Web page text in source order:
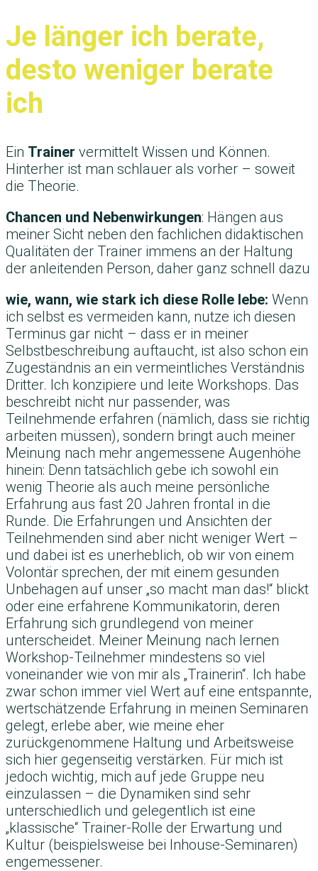
Je länger ich berate,
desto weniger berate
ich
Ein Trainer vermittelt Wissen und Können.
Hinterher ist man schlauer als vorher – soweit
die Theorie.
Chancen und Nebenwirkungen: Hängen aus
meiner Sicht neben den fachlichen didaktischen
Qualitäten der Trainer immens an der Haltung
der anleitenden Person, daher ganz schnell dazu
wie, wann, wie stark ich diese Rolle lebe: Wenn
ich selbst es vermeiden kann, nutze ich diesen
Terminus gar nicht – dass er in meiner
Selbstbeschreibung auftaucht, ist also schon ein
Zugeständnis an ein vermeintliches Verständnis
Dritter. Ich konzipiere und leite Workshops. Das
beschreibt nicht nur passender, was
Teilnehmende erfahren (nämlich, dass sie richtig
arbeiten müssen), sondern bringt auch meiner
Meinung nach mehr angemessene Augenhöhe
hinein: Denn tatsächlich gebe ich sowohl ein
wenig Theorie als auch meine persönliche
Erfahrung aus fast 20 Jahren frontal in die
Runde. Die Erfahrungen und Ansichten der
Teilnehmenden sind aber nicht weniger Wert –
und dabei ist es unerheblich, ob wir von einem
Volontär sprechen, der mit einem gesunden
Unbehagen auf unser „so macht man das!“ blickt
oder eine erfahrene Kommunikatorin, deren
Erfahrung sich grundlegend von meiner
unterscheidet. Meiner Meinung nach lernen
Workshop-Teilnehmer mindestens so viel
voneinander wie von mir als „Trainerin“. Ich habe
zwar schon immer viel Wert auf eine entspannte,
wertschätzende Erfahrung in meinen Seminaren
gelegt, erlebe aber, wie meine eher
zurückgenommene Haltung und Arbeitsweise
sich hier gegenseitig verstärken. Für mich ist
jedoch wichtig, mich auf jede Gruppe neu
einzulassen – die Dynamiken sind sehr
unterschiedlich und gelegentlich ist eine
„klassische“ Trainer-Rolle der Erwartung und
Kultur (beispielsweise bei Inhouse-Seminaren)
engemessener.